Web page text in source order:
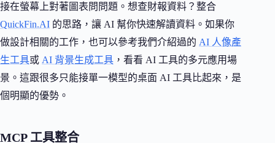
接在螢幕上對著圖表問問題。想查財報資料？整合
QuickFin.AI 的思路，讓 AI 幫你快速解讀資料。如果你
做設計相關的工作，也可以參考我們介紹過的 AI 人像產
生工具或 AI 背景生成工具 ，看看 AI 工具的多元應用場
景。這跟很多只能接單一模型的桌面 AI 工具比起來，是
個明顯的優勢。
MCP 工具整合